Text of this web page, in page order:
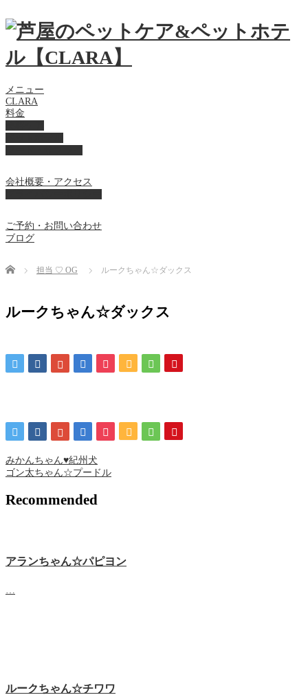
メニュー
CLARA
料金
会社概要・アクセス
ご予約・お問い合わせ
ブログ
Home 担当 ♡ OG ルークちゃん☆ダックス
ルークちゃん☆ダックス
みかんちゃん♥紀州犬
ゴン太ちゃん☆プードル
Recommended
アランちゃん☆パピヨン
ルークちゃん☆チワワ